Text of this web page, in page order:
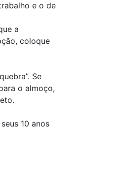
e o de
a
coloque
Se
o almoço,
10 anos